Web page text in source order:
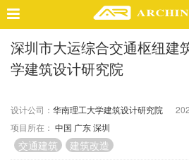
精选案例
建 筑
室 内
视 频
深圳市大运综合交通枢纽建
学建筑设计研究院
设计公司： 华南理工大学建筑设计研究院
项目所在： 中国 广东深圳
交通建筑 建筑改造